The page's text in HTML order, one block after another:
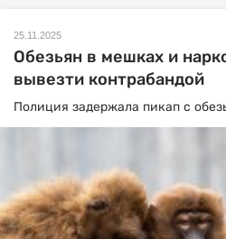
25.11.2025
Обезьян в мешках и
вывезти контрабандой
Полиция задержала пикап с